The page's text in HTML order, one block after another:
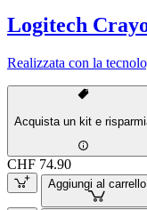
Logitech
Realizzata con la
Acquista un kit e
CHF 74.90
Aggiungi al carrello